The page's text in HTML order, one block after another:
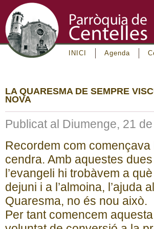
INICI Agenda
LA QUARESMA DE SEMPRE
NOVA
Publicat al Diumenge, 21
Recordem com
cendra. Amb aquestes
l’evangeli hi trobàvem a
dejuni i a l’almoina, l’ajuda
Quaresma, no és nou això.
Per tant comencem